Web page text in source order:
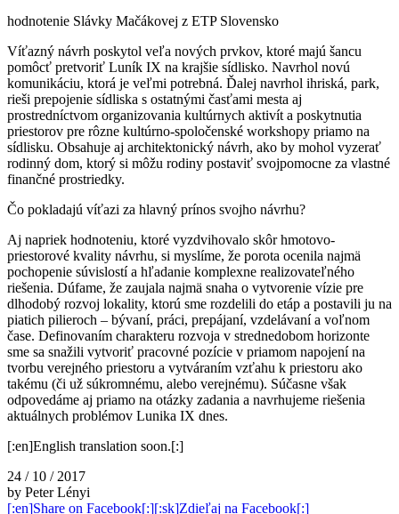
hodnotenie Slávky Mačákovej z ETP Slovensko
Víťazný návrh poskytol veľa nových prvkov, ktoré majú šancu
pomôcť pretvoriť Luník IX na krajšie sídlisko. Navrhol novú
komunikáciu, ktorá je veľmi potrebná. Ďalej navrhol ihriská, park,
rieši prepojenie sídliska s ostatnými časťami mesta aj
prostredníctvom organizovania kultúrnych aktivít a poskytnutia
priestorov pre rôzne kultúrno-spoločenské workshopy priamo na
sídlisku. Obsahuje aj architektonický návrh, ako by mohol vyzerať
rodinný dom, ktorý si môžu rodiny postaviť svojpomocne za vlastné
finančné prostriedky.
Čo pokladajú víťazi za hlavný prínos svojho návrhu?
Aj napriek hodnoteniu, ktoré vyzdvihovalo skôr hmotovo-
priestorové kvality návrhu, si myslíme, že porota ocenila najmä
pochopenie súvislostí a hľadanie komplexne realizovateľného
riešenia. Dúfame, že zaujala najmä snaha o vytvorenie vízie pre
dlhodobý rozvoj lokality, ktorú sme rozdelili do etáp a postavili ju na
piatich pilieroch – bývaní, práci, prepájaní, vzdelávaní a voľnom
čase. Definovaním charakteru rozvoja v strednedobom horizonte
sme sa snažili vytvoriť pracovné pozície v priamom napojení na
tvorbu verejného priestoru a vytváraním vzťahu k priestoru ako
takému (či už súkromnému, alebo verejnému). Súčasne však
odpovedáme aj priamo na otázky zadania a navrhujeme riešenia
aktuálnych problémov Lunika IX dnes.
[:en]English translation soon.[:]
24 / 10 / 2017
by Peter Lényi
[:en]Share on Facebook[:][:sk]Zdieľaj na Facebook[:]